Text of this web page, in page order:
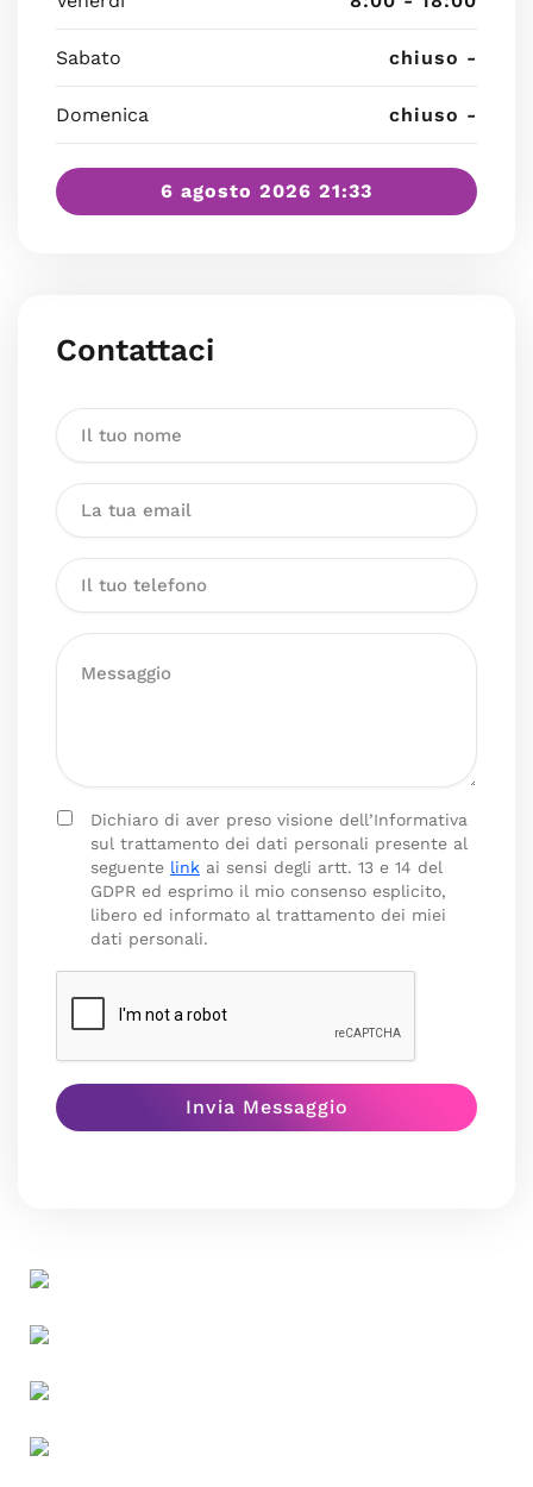
Sabato chiuso -
Domenica chiuso -
6 agosto 2026 21:33
Contattaci
Dichiaro di aver preso visione dell’Informativa
sul trattamento dei dati personali presente al
seguente link ai sensi degli artt. 13 e 14 del
GDPR ed esprimo il mio consenso esplicito,
libero ed informato al trattamento dei miei
dati personali.